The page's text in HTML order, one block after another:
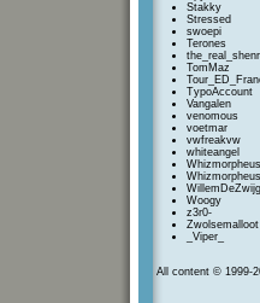
Stakky
Stressed
swoepi
Terones
TomMaz
TypoAccount
Vangalen
venomous
voetmar
vwfreakvw
whiteangel
Whizmorpheus
Woogy
z3r0-
Zwolsemalloot
_Viper_
All content © 1999-